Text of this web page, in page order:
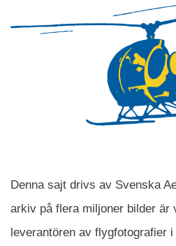
Denna sajt drivs av Svenska
arkiv på flera miljoner bilder är
leverantören av flygfotografier